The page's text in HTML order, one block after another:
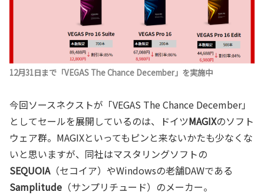
12月31日まで「VEGAS The Chance December」を実施中
今回ソースネクストが「VEGAS The Chance December」
としてセールを展開しているのは、ドイツMAGIXのソフト
ウェア群。MAGIXといってもピンと来ないかたも少なくな
いと思いますが、同社はマスタリングソフトの
SEQUOIA（セコイア）やWindowsの老舗DAWである
Samplitude （サンプリチュード）のメーカー。